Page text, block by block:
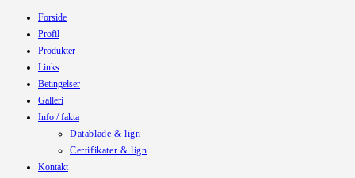
Forside
Profil
Produkter
Links
Betingelser
Galleri
Info / fakta
Datablade & lign
Certifikater & lign
Kontakt